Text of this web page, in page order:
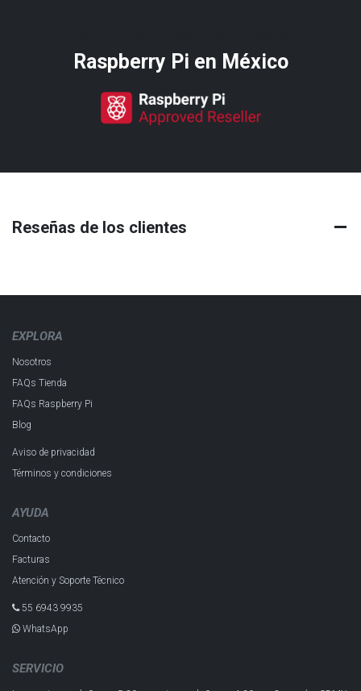
Raspberry Pi​ en México
Reseñas de los clientes
EXPLORA
Nosotros
FAQs Tienda
FAQs Raspberry Pi
Blog
Aviso de privacidad
Términos y condiciones
AYUDA
Contacto
Facturas
Atención y Soporte Técnico
55 6943 993​5
WhatsApp
SERVICIO